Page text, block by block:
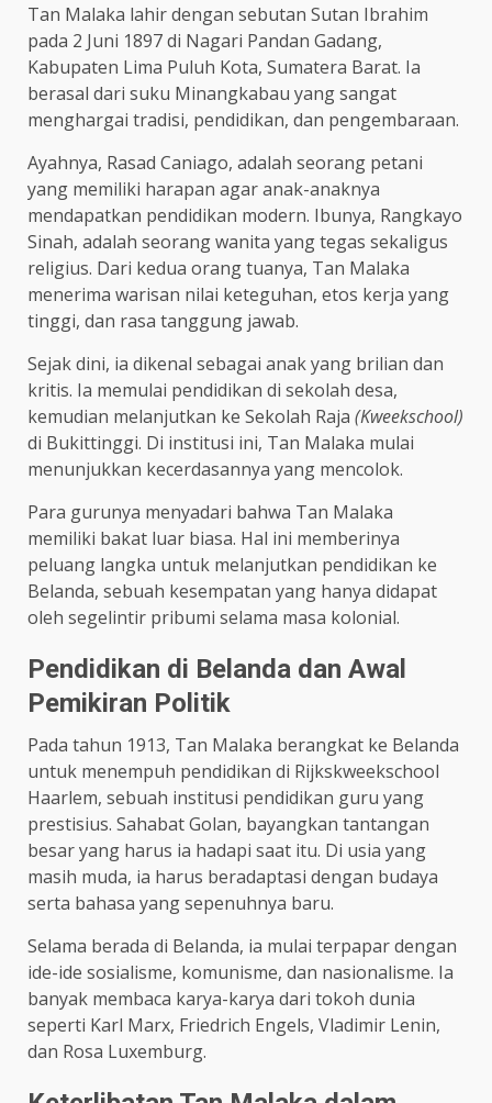
Tan Malaka lahir dengan sebutan Sutan Ibrahim
pada 2 Juni 1897 di Nagari Pandan Gadang,
Kabupaten Lima Puluh Kota, Sumatera Barat. Ia
berasal dari suku Minangkabau yang sangat
menghargai tradisi, pendidikan, dan pengembaraan.
Ayahnya, Rasad Caniago, adalah seorang petani
yang memiliki harapan agar anak-anaknya
mendapatkan pendidikan modern. Ibunya, Rangkayo
Sinah, adalah seorang wanita yang tegas sekaligus
religius. Dari kedua orang tuanya, Tan Malaka
menerima warisan nilai keteguhan, etos kerja yang
tinggi, dan rasa tanggung jawab.
Sejak dini, ia dikenal sebagai anak yang brilian dan
kritis. Ia memulai pendidikan di sekolah desa,
kemudian melanjutkan ke Sekolah Raja (Kweekschool)
di Bukittinggi. Di institusi ini, Tan Malaka mulai
menunjukkan kecerdasannya yang mencolok.
Para gurunya menyadari bahwa Tan Malaka
memiliki bakat luar biasa. Hal ini memberinya
peluang langka untuk melanjutkan pendidikan ke
Belanda, sebuah kesempatan yang hanya didapat
oleh segelintir pribumi selama masa kolonial.
Pendidikan di Belanda dan Awal
Pemikiran Politik
Pada tahun 1913, Tan Malaka berangkat ke Belanda
untuk menempuh pendidikan di Rijkskweekschool
Haarlem, sebuah institusi pendidikan guru yang
prestisius. Sahabat Golan, bayangkan tantangan
besar yang harus ia hadapi saat itu. Di usia yang
masih muda, ia harus beradaptasi dengan budaya
serta bahasa yang sepenuhnya baru.
Selama berada di Belanda, ia mulai terpapar dengan
ide-ide sosialisme, komunisme, dan nasionalisme. Ia
banyak membaca karya-karya dari tokoh dunia
seperti Karl Marx, Friedrich Engels, Vladimir Lenin,
dan Rosa Luxemburg.